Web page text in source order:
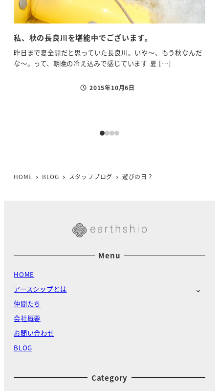
私、秋の長良川を堪能中でございます。
昨日まで夏全開だと思っていた長良川。いや～、もう秋なんだ
な～。って、朝晩の冷え込みで感じています 夏 […]
投稿日2015年10月6日
HOME BLOG スタッフブログ 遊びの日？
Menu
HOME
アースシップとは
仲間たち
会社概要
お問い合わせ
BLOG
Category